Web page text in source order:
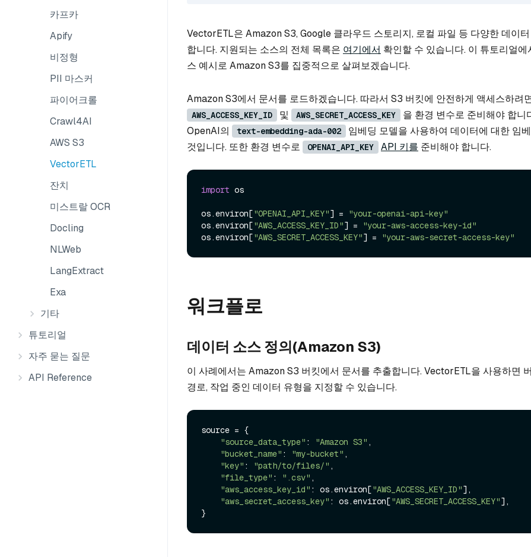
카프카
Apify
비정형
PII 마스커
파이어크롤
Crawl4AI
AWS S3
VectorETL
잔치
미스트랄 OCR
Docling
NLWeb
LangExtract
Exa
기타
튜토리얼
자주 묻는 질문
API Reference
VectorETL은 Amazon S3, Google 클라우드 스토리지, 로컬 파일 등 다양한 데이
합니다. 지원되는 소스의 전체 목록은 여기에서 확인할 수 있습니다. 이 튜토리얼에
스 예시로 Amazon S3를 집중적으로 살펴보겠습니다.
Amazon S3에서 문서를 로드하겠습니다. 따라서 S3 버킷에 안전하게 액세스하려
AWS_ACCESS_KEY_ID 및 AWS_SECRET_ACCESS_KEY
을 환경 변수로 준비해야 합니
OpenAI의
text-embedding-ada-002
임베딩 모델을 사용하여 데이터에 대한 임
것입니다. 또한 환경 변수로
OPENAI_API_KEY API 키를 준비해야 합니다.
import os
os.environ["OPENAI_API_KEY"] =
"your-openai-api-key"
os.environ["AWS_ACCESS_KEY_ID"] =
"your-aws-access-key-id"
os.environ["AWS_SECRET_ACCESS_KEY"] = "your-aws-secret-access-key"
워크플로
데이터 소스 정의(Amazon S3)
이 사례에서는 Amazon S3 버킷에서 문서를 추출합니다. VectorETL을 사용하면
경로, 작업 중인 데이터 유형을 지정할 수 있습니다.
source = {
"source_data_type" : "Amazon S3" ,
"bucket_name" : "my-bucket" ,
"key" : "path/to/files/" ,
"file_type" : ".csv" ,
"aws_access_key_id" : os.environ["AWS_ACCESS_KEY_ID"],
"aws_secret_access_key" : os.environ["AWS_SECRET_ACCESS_KEY"],